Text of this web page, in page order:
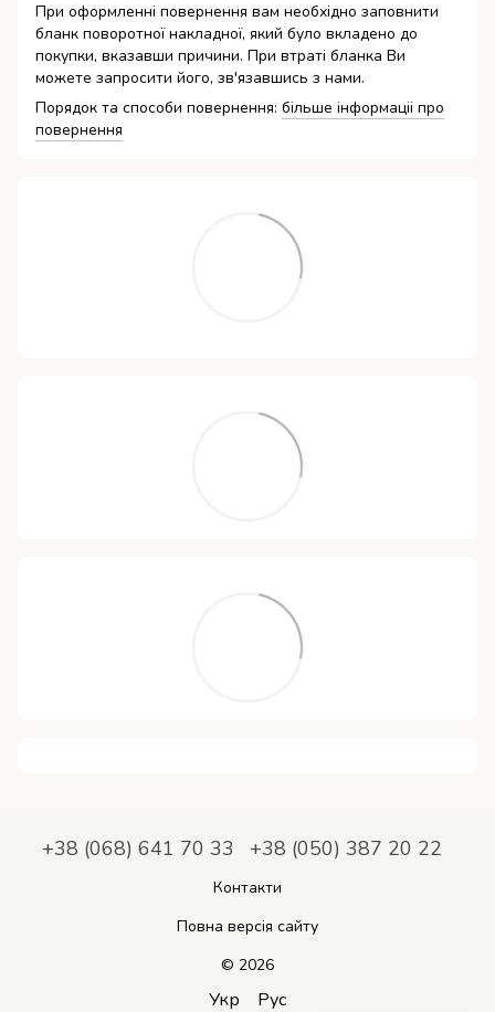
При оформленні повернення вам необхідно заповнити
бланк поворотної накладної, який було вкладено до
покупки, вказавши причини. При втраті бланка Ви
можете запросити його, зв'язавшись з нами.
Порядок та способи повернення: більше інформаціі про
повернення
+38 (068) 641 70 33 +38 (050) 387 20 22
Контакти
Повна версія сайту
© 2026
Укр Рус